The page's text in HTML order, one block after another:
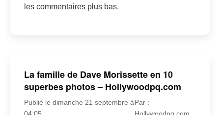
les commentaires plus bas.
La famille de Dave Morissette en 10
superbes photos – Hollywoodpq.com
Publié le dimanche 21 septembre à
04:05
Par :
Hollywoodpq.com